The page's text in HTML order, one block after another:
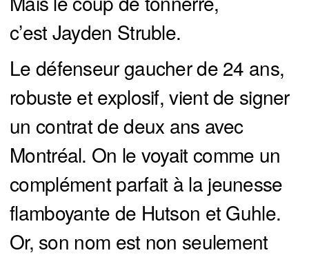
c’est Jayden Struble.
Le défenseur gaucher de 24 ans,
robuste et explosif, vient de signer
un contrat de deux ans avec
Montréal. On le voyait comme un
complément parfait à la jeunesse
flamboyante de Hutson et Guhle.
Or, son nom est non seulement